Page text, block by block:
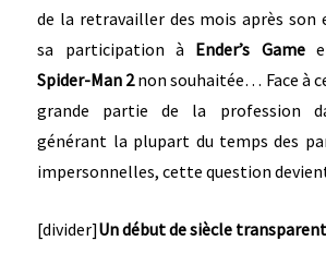
de la retravailler des mois après son
sa participation à Ender’s Game
Spider-Man 2non souhaitée… Face à
grande partie de la profession
générant la plupart du temps des
impersonnelles, cette question
[divider]Un début de siècle